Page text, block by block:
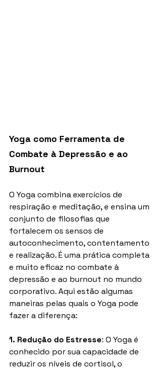
Yoga como Ferramenta de
Combate à Depressão e ao
Burnout
O Yoga combina exercícios de
respiração e meditação, e ensina um
conjunto de filosofias que
fortalecem os sensos de
autoconhecimento, contentamento
e realização. É uma prática completa
e muito eficaz no combate à
depressão e ao burnout no mundo
corporativo. Aqui estão algumas
maneiras pelas quais o Yoga pode
fazer a diferença:
1. Redução do Estresse: O Yoga é
conhecido por sua capacidade de
reduzir os níveis de cortisol, o